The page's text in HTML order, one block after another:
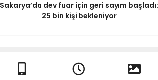
Sakarya’da dev fuar için geri sayım başladı:
25 bin kişi bekleniyor